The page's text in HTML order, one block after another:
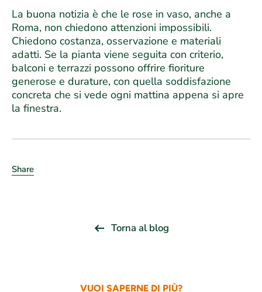
La buona notizia è che le rose in vaso, anche a
Roma, non chiedono attenzioni impossibili.
Chiedono costanza, osservazione e materiali
adatti. Se la pianta viene seguita con criterio,
balconi e terrazzi possono offrire fioriture
generose e durature, con quella soddisfazione
concreta che si vede ogni mattina appena si apre
la finestra.
Share
Torna al blog
VUOI SAPERNE DI PIÙ?